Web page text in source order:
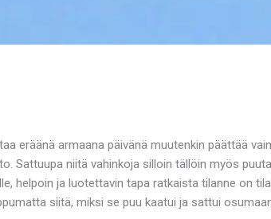
eräänä armaana päivänä muutenkin päättää
Sattuupa niitä vahinkoja silloin tällöin myös
helpoin ja luotettavin tapa ratkaista tilanne on
siitä, miksi se puu kaatui ja sattui